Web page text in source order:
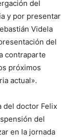
del
y por presentar
Videla
del
contraparte
próximos
actual».
del doctor Felix
del
en la jornada